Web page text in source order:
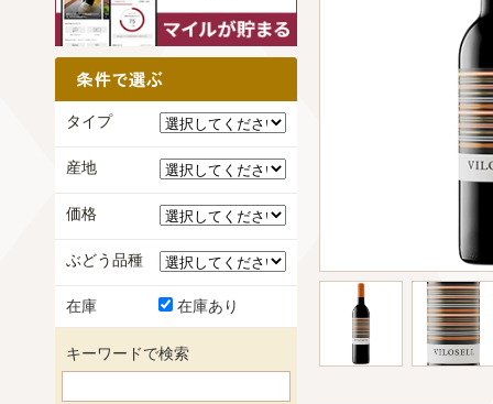
タイプ
産地
価格
ぶどう品種
在庫 在庫あり
キーワードで検索